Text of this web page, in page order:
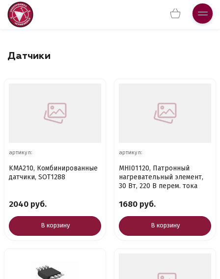
Датчики
артикул:
KMA210, Комбинированные
датчики, SOT1288
2040 руб.
В корзину
артикул:
MHI01120, Патронный
нагревательный элемент,
30 Вт, 220 В перем. тока
1680 руб.
В корзину